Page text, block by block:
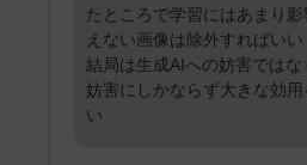
たところで学習にはあまり
えない画像は除外すればいい
結局は生成AIへの妨害では
妨害にしかならず大きな効
い